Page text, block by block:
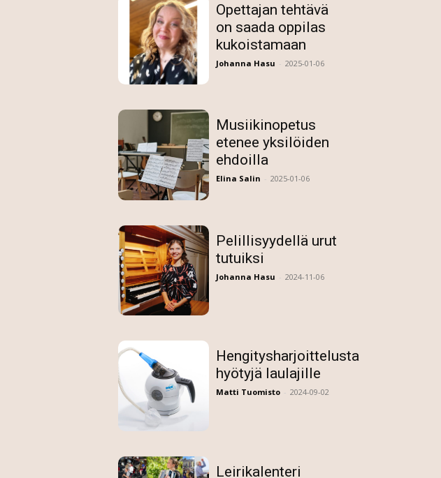
Opettajan tehtävä
on saada oppilas
kukoistamaan
Johanna Hasu - 2025-01-06
Musiikinopetus
etenee yksilöiden
ehdoilla
Elina Salin - 2025-01-06
Pelillisyydellä urut
tutuiksi
Johanna Hasu - 2024-11-06
Hengitysharjoittelusta
hyötyjä laulajille
Matti Tuomisto - 2024-09-02
Leirikalenteri